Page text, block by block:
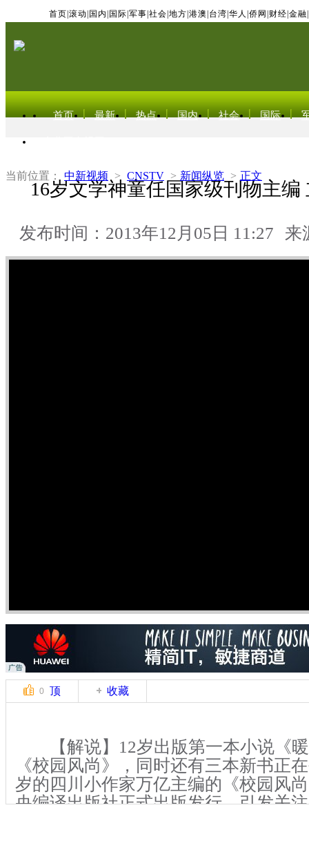
首页 滚动 国内 国际 军事 社会 地方 港澳 台湾 华人 侨网 财经 金融
首页 最新 热点 国内 社会 国际
当前位置： 中新视频 > CNSTV > 新闻纵览 > 正文
16岁文学神童任国家级刊物主编
发布时间：2013年12月05日 11:27 来
0 顶 收藏
【解说】12岁出版第一本小说《暖
《校园风尚》，同时还有三本新书正
岁的四川小作家万亿主编的《校园风
央编译出版社正式出版发行，引发关